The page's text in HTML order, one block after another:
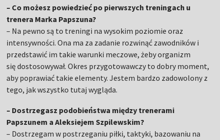
– Co możesz powiedzieć po pierwszych treningach u
trenera Marka Papszuna?
– Na pewno są to treningi na wysokim poziomie oraz
intensywności. Ona ma za zadanie rozwinąć zawodników i
przedstawić im takie warunki meczowe, żeby organizm
się dostosowywał. Okres przygotowawczy to dobry moment,
aby poprawiać takie elementy. Jestem bardzo zadowolony z
tego, jak wszystko tutaj wygląda.
– Dostrzegasz podobieństwa między trenerami
Papszunem a Aleksiejem Szpilewskim?
– Dostrzegam w postrzeganiu piłki, taktyki, bazowaniu na